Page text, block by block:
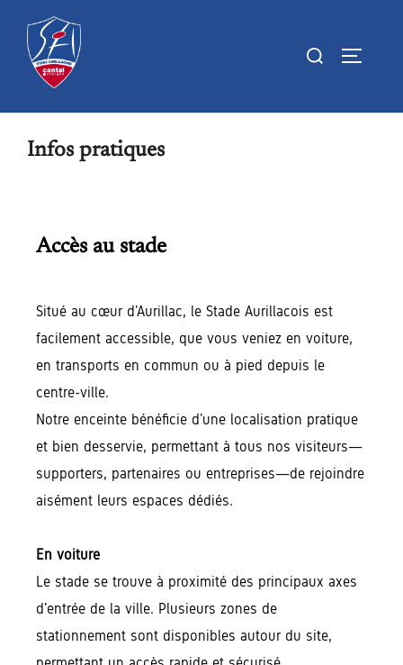
Infos pratiques
Accès au stade
Situé au cœur d’Aurillac, le Stade Aurillacois est
facilement accessible, que vous veniez en voiture,
en transports en commun ou à pied depuis le
centre-ville.
Notre enceinte bénéficie d’une localisation pratique
et bien desservie, permettant à tous nos visiteurs—
supporters, partenaires ou entreprises—de rejoindre
aisément leurs espaces dédiés.
En voiture
Le stade se trouve à proximité des principaux axes
d’entrée de la ville. Plusieurs zones de
stationnement sont disponibles autour du site,